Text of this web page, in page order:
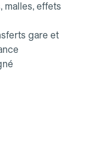
malles, effets
gare et